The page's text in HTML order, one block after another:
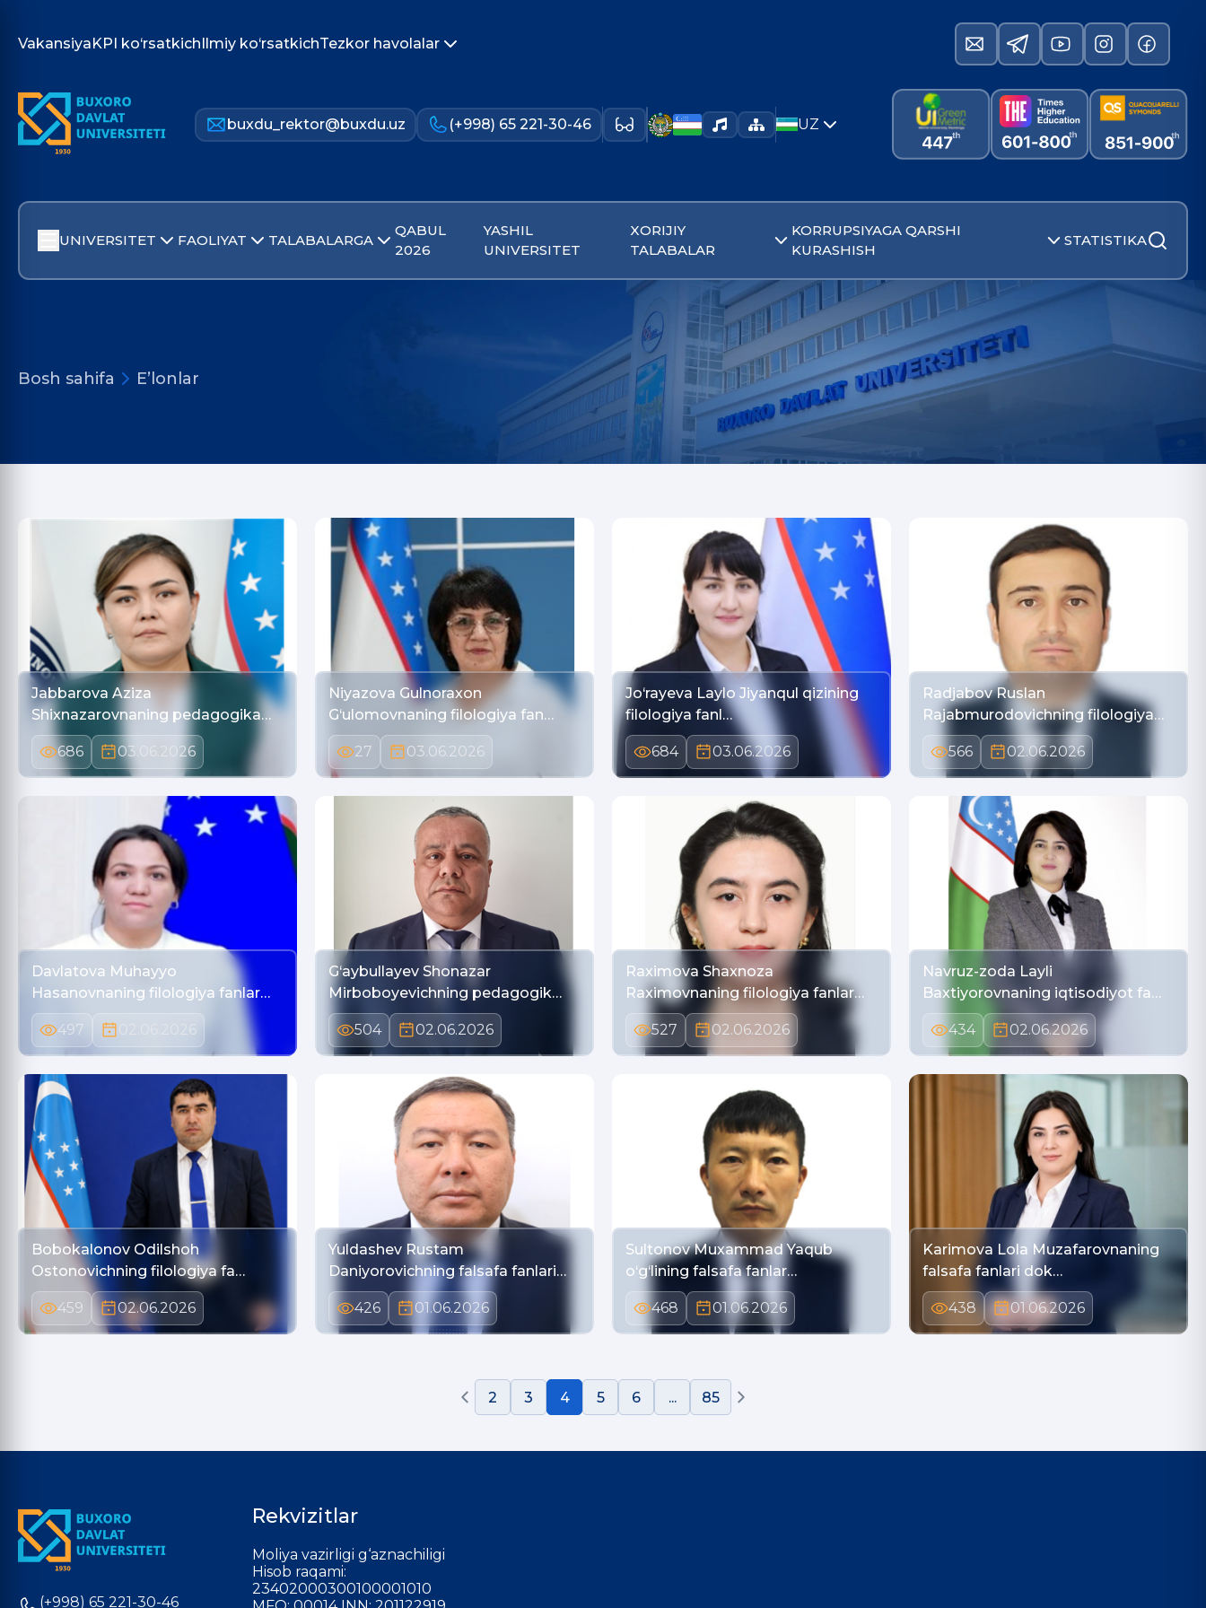
VakansiyaKPI ko‘rsatkichIlmiy ko‘rsatkichTezkor havolalar
buxdu_rektor@buxdu.uz (+998) 65 221-30-46 UZ
UNIVERSITET FAOLIYAT TALABALARGA
QABUL
2026
YASHIL
UNIVERSITET
XORIJIY
TALABALAR
KORRUPSIYAGA QARSHI
KURASHISH
STATISTIKA
Bosh sahifa E’lonlar
Jabbarova Aziza
Shixnazarovnaning pedagogika
fanl…
686
03.06.2026
Niyazova Gulnoraxon
G‘ulomovnaning filologiya fan…
27 03.06.2026
Jo‘rayeva Laylo Jiyanqul qizining
filologiya fanl…
684 03.06.2026
Radjabov Ruslan
Rajabmurodovichning filologiya
fa…
566
02.06.2026
Davlatova Muhayyo
Hasanovnaning filologiya fanlar…
497 02.06.2026
G‘aybullayev Shonazar
Mirboboyevichning pedagogik…
504 02.06.2026
Raximova Shaxnoza
Raximovnaning filologiya fanlar…
527 02.06.2026
Navruz-zoda Layli
Baxtiyorovnaning iqtisodiyot fa…
434 02.06.2026
Bobokalonov Odilshoh
Ostonovichning filologiya fa…
459 02.06.2026
Yuldashev Rustam
Daniyorovichning falsafa fanlari…
426 01.06.2026
Sultonov Muxammad Yaqub
o‘g‘lining falsafa fanlar…
468 01.06.2026
Karimova Lola Muzafarovnaning
falsafa fanlari dok…
438 01.06.2026
2 3 4 5 6 ... 85
(+998) 65 221-30-46
Rekvizitlar
Moliya vazirligi g‘aznachiligi
Hisob raqami:
23402000300100001010